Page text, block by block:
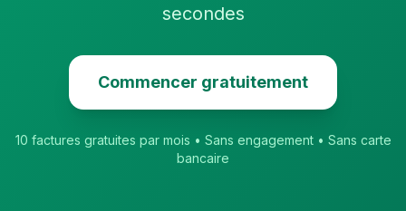
secondes
Commencer gratuitement
10 factures gratuites par mois • Sans engagement • Sans carte
bancaire